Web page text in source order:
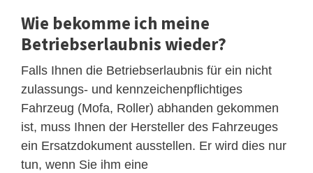
Wie bekomme ich meine
Betriebserlaubnis wieder?
Falls Ihnen die Betriebserlaubnis für ein nicht
zulassungs- und kennzeichenpflichtiges
Fahrzeug (Mofa, Roller) abhanden gekommen
ist, muss Ihnen der Hersteller des Fahrzeuges
ein Ersatzdokument ausstellen. Er wird dies nur
tun, wenn Sie ihm eine